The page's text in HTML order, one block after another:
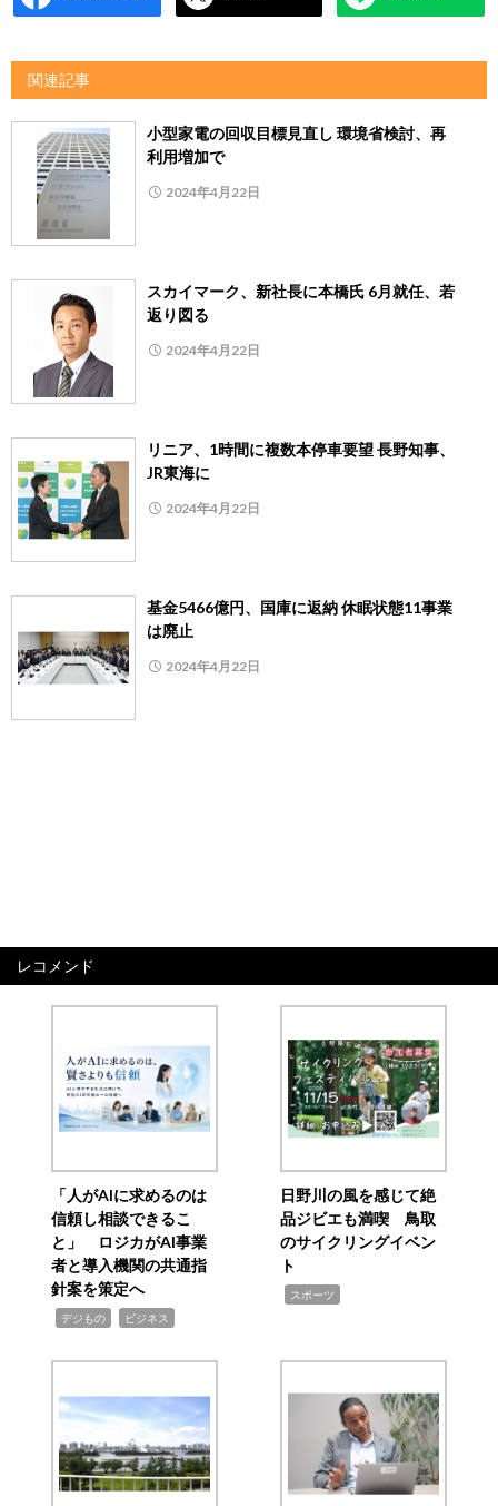
関連記事
小型家電の回収目標見直し 環境省検討、再
利用増加で
2024年4月22日
スカイマーク、新社長に本橋氏 6月就任、若
返り図る
2024年4月22日
リニア、1時間に複数本停車要望 長野知事、
JR東海に
2024年4月22日
基金5466億円、国庫に返納 休眠状態11事業
は廃止
2024年4月22日
レコメンド
「人がAIに求めるのは
信頼し相談できるこ
と」 ロジカがAI事業
者と導入機関の共通指
針案を策定へ
デジもの ビジネス
日野川の風を感じて絶
品ジビエも満喫 鳥取
のサイクリングイベン
ト
スポーツ